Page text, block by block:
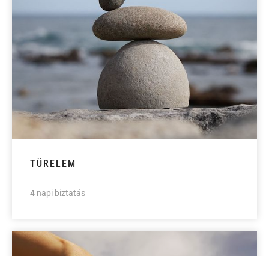
TÜRELEM
4 napi biztatás